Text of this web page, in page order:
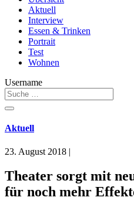
Aktuell
Interview
Essen & Trinken
Portrait
Test
Wohnen
Username
Aktuell
23. August 2018 |
Theater sorgt mit
für noch mehr